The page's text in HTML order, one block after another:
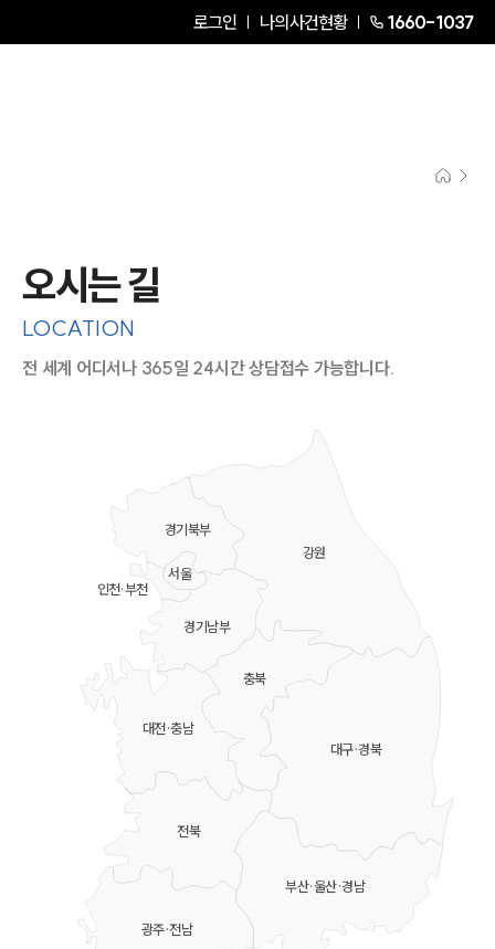
로그인 나의사건현황 1660-1037
오시는 길
LOCATION
전 세계 어디서나 365일 24시간 상담접수 가능합니다.
강원
충북
대전·충남
대구·경북
부산·울산·경남
전북
광주·전남
경기북부
경기남부
서울
인천·부천